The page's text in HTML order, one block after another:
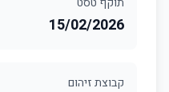
15/02/2026
קבוצת זיהום